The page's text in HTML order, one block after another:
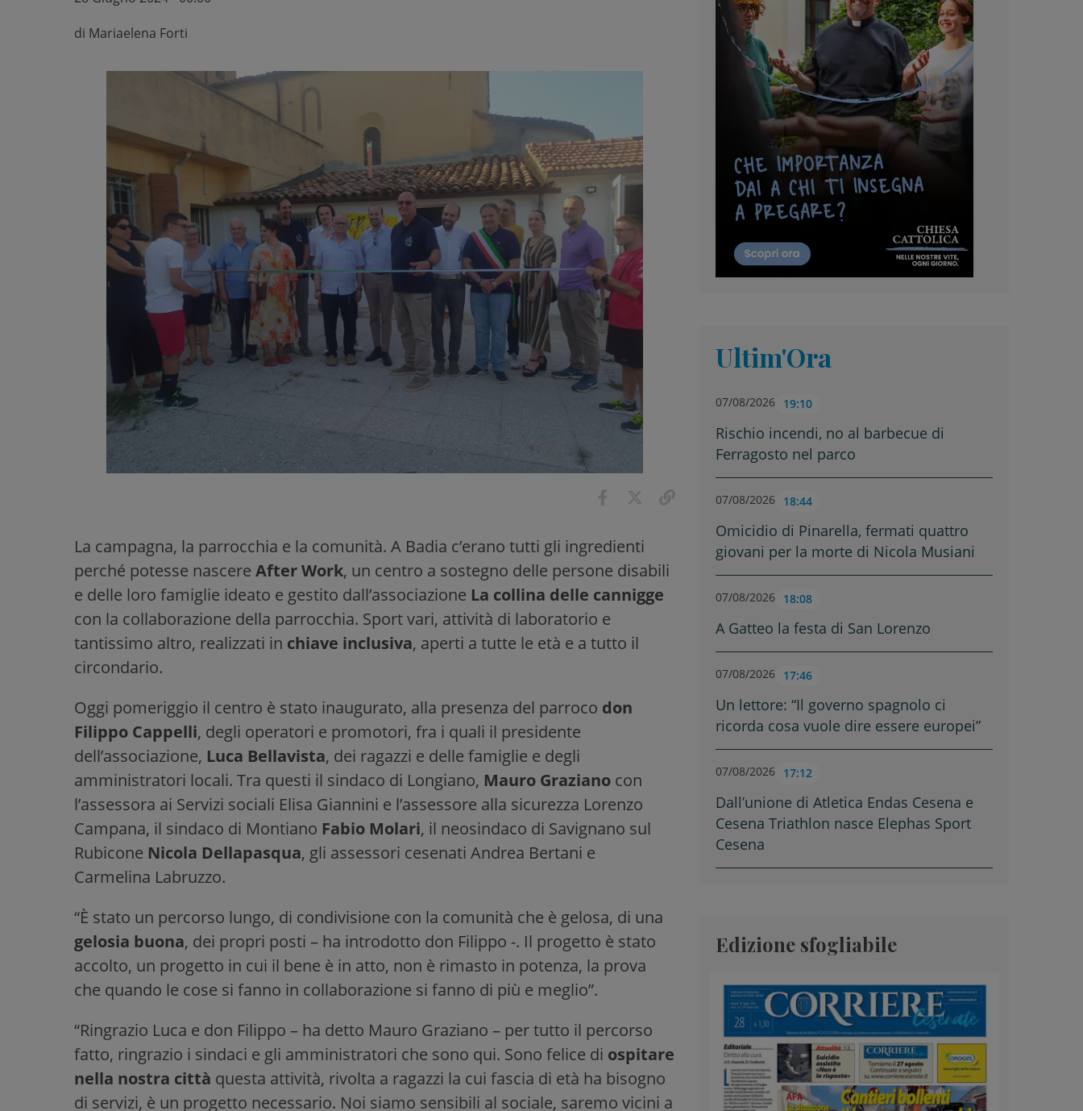
di Mariaelena Forti
La campagna, la parrocchia e la comunità. A Badia c’erano tutti gli ingredienti
perché potesse nascere After Work, un centro a sostegno delle persone disabili
e delle loro famiglie ideato e gestito dall’associazione La collina delle cannigge
con la collaborazione della parrocchia. Sport vari, attività di laboratorio e
tantissimo altro, realizzati in chiave inclusiva, aperti a tutte le età e a tutto il
circondario.
Oggi pomeriggio il centro è stato inaugurato, alla presenza del parroco don
Filippo Cappelli, degli operatori e promotori, fra i quali il presidente
dell’associazione, Luca Bellavista, dei ragazzi e delle famiglie e degli
amministratori locali. Tra questi il sindaco di Longiano, Mauro Graziano con
l’assessora ai Servizi sociali Elisa Giannini e l’assessore alla sicurezza Lorenzo
Campana, il sindaco di Montiano Fabio Molari, il neosindaco di Savignano sul
Rubicone Nicola Dellapasqua, gli assessori cesenati Andrea Bertani e
Carmelina Labruzzo.
“È stato un percorso lungo, di condivisione con la comunità che è gelosa, di una
gelosia buona, dei propri posti – ha introdotto don Filippo -. Il progetto è stato
accolto, un progetto in cui il bene è in atto, non è rimasto in potenza, la prova
che quando le cose si fanno in collaborazione si fanno di più e meglio”.
“Ringrazio Luca e don Filippo – ha detto Mauro Graziano – per tutto il percorso
fatto, ringrazio i sindaci e gli amministratori che sono qui. Sono felice di ospitare
nella nostra città questa attività, rivolta a ragazzi la cui fascia di età ha bisogno
di servizi, è un progetto necessario. Noi siamo sensibili al sociale, saremo vicini a
Ultim'Ora
07/08/2026 19:10
Rischio incendi, no al barbecue di
Ferragosto nel parco
07/08/2026 18:44
Omicidio di Pinarella, fermati quattro
giovani per la morte di Nicola Musiani
07/08/2026 18:08
A Gatteo la festa di San Lorenzo
07/08/2026 17:46
Un lettore: “Il governo spagnolo ci
ricorda cosa vuole dire essere europei”
07/08/2026 17:12
Dall’unione di Atletica Endas Cesena e
Cesena Triathlon nasce Elephas Sport
Cesena
Edizione sfogliabile